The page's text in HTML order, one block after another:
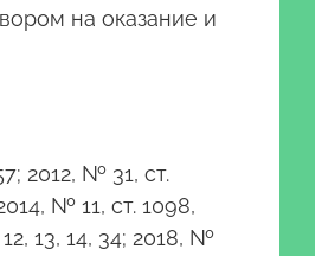
на оказание и
2012, № 31, ст.
№ 11, ст. 1098,
13, 14, 34; 2018, №